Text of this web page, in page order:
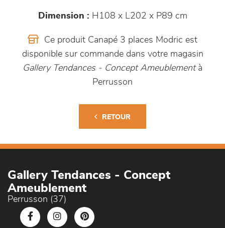
Dimension : H108 x L202 x P89 cm
Ce produit Canapé 3 places Modric est
disponible sur commande dans votre magasin
Gallery Tendances - Concept Ameublement à
Perrusson
RETOUR
Gallery Tendances - Concept
Ameublement
Perrusson (37)